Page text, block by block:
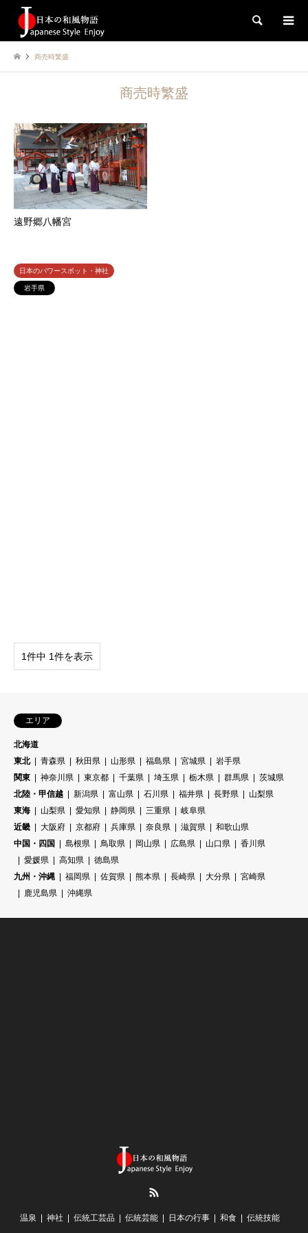
検索
商売時繁盛
商売時繁盛
遠野郷八幡宮
日本のパワースポット・神社
岩手県
1件中 1件を表示
エリア
北海道
東北
青森県 秋田県 山形県 福島県 宮城県
岩手県
関東
神奈川県 東京都 千葉県 埼玉県 栃木県 群馬県
茨城県
北陸・甲信越
新潟県 富山県 石川県 福井県 長野県
山梨県
東海
山梨県 愛知県 静岡県 三重県
岐阜県
近畿
大阪府 京都府 兵庫県 奈良県 滋賀県
和歌山県
中国・四国
島根県 鳥取県 岡山県 広島県 山口県
香川県
愛媛県
高知県
徳島県
九州・沖縄
福岡県 佐賀県 熊本県 長崎県 大分県
宮崎県
鹿児島県
沖縄県
温泉 神社 伝統工芸品 伝統芸能 日本の行事 和食 伝統技能